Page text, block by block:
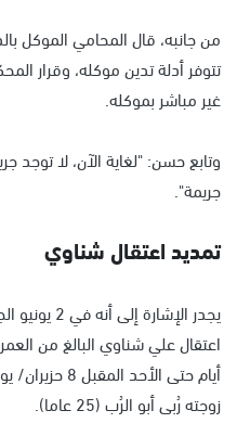
من جانبه، قال المحامي الموكل
تتوفر أدلة تدين موكله، وقرار
غير مباشر بموكله.
وتابع حسن: "لغاية الآن، لا توجد
جريمة".
تمديد اعتقال شناوي
يجدر
أيام حتى
زوجته رُبى أبو الرُب (25 عاما).